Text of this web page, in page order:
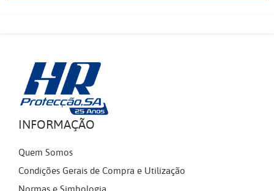
INFORMAÇÃO
Quem Somos
Condições Gerais de Compra e Utilização